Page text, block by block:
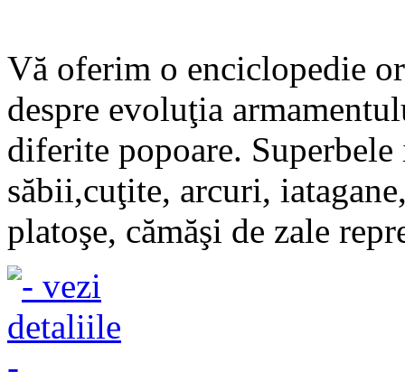
Vă oferim o enciclopedie
despre evoluţia
diferite popoare.
săbii,cuţite, arcuri,
platoşe, cămăşi de zale